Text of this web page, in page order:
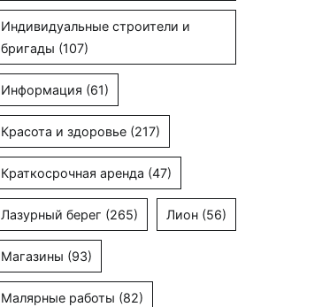
Индивидуальные строители и
бригады (107)
Информация (61)
Красота и здоровье (217)
Краткосрочная аренда (47)
Лазурный берег (265) Лион (56)
Магазины (93)
Малярные работы (82)